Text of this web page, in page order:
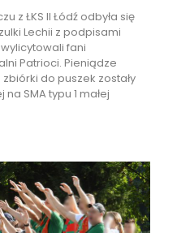
z ŁKS II Łódź odbyła się
Lechii z podpisami
fani
Patrioci. Pieniądze
do puszek zostały
SMA typu 1 małej